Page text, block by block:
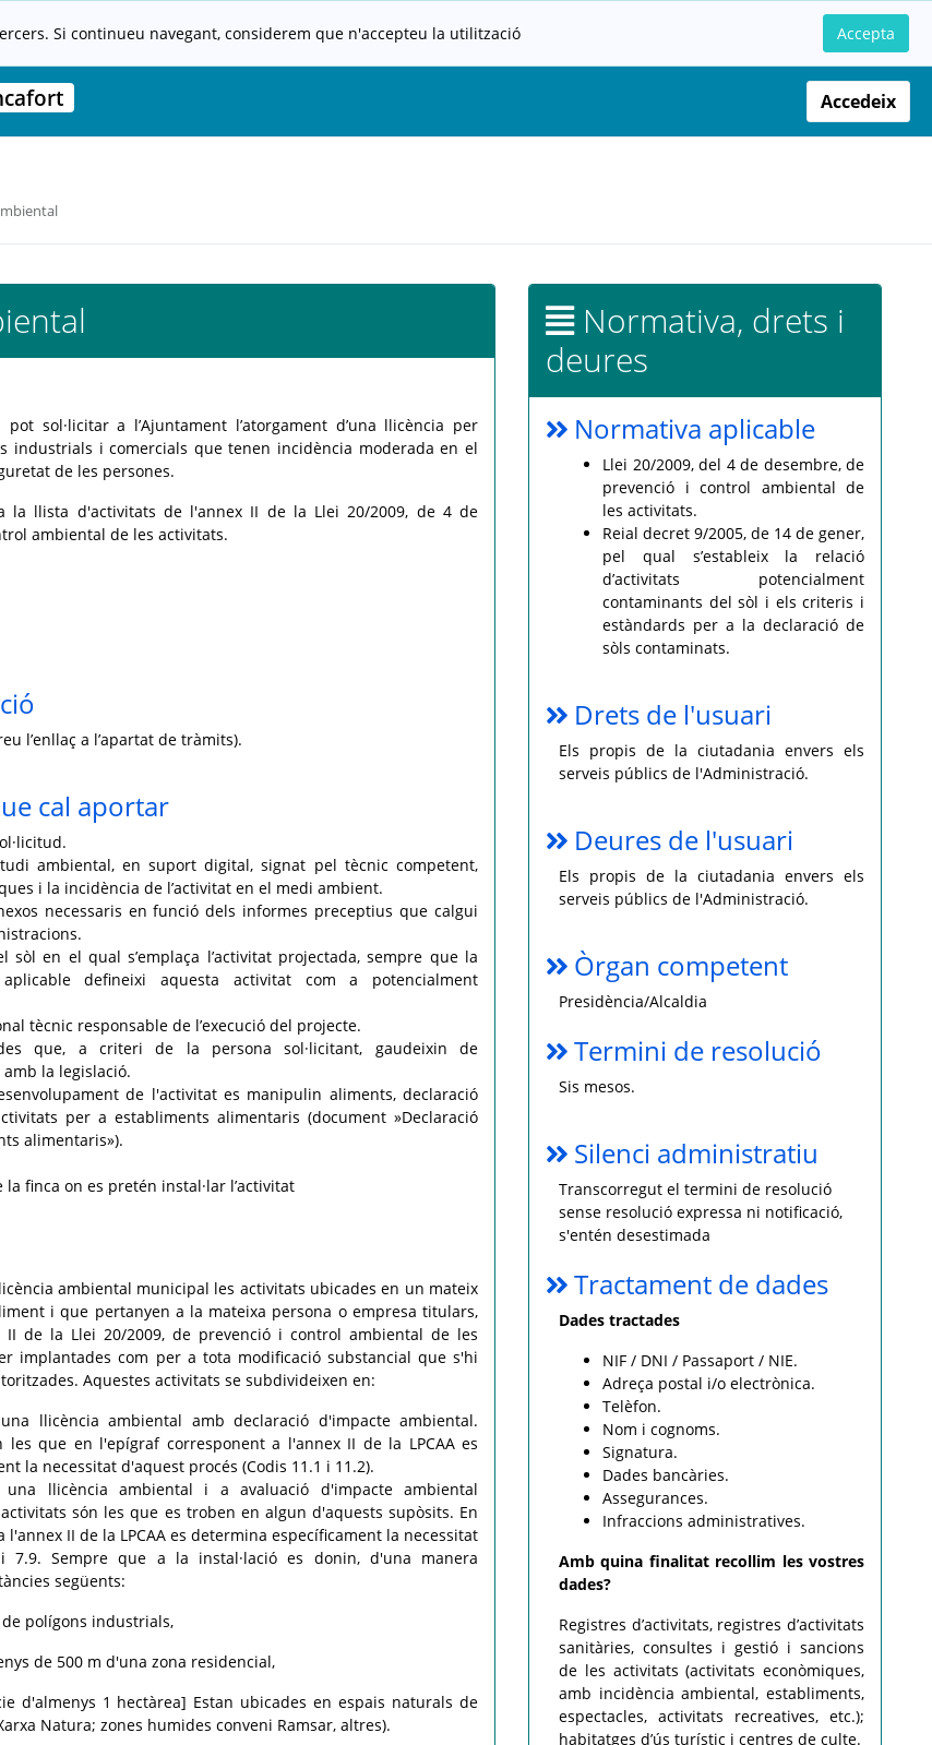
Si continueu navegant, considerem que n'accepteu la utilització Accepta
Accedeix
sol·licitar a l’Ajuntament l’atorgament d’una llicència per
industrials i comercials que tenen incidència moderada en el
de les persones.
la llista d'activitats de l'annex II de la Llei 20/2009, de 4 de
ambiental de les activitats.
l’enllaç a l’apartat de tràmits).
cal aportar
ambiental, en suport digital, signat pel tècnic competent,
i la incidència de l’activitat en el medi ambient.
necessaris en funció dels informes preceptius que calgui
sòl en el qual s’emplaça l’activitat projectada, sempre que la
aplicable defineixi aquesta activitat com a potencialment
tècnic responsable de l’execució del projecte.
que, a criteri de la persona sol·licitant, gaudeixin de
la legislació.
de l'activitat es manipulin aliments, declaració
per a establiments alimentaris (document »Declaració
alimentaris»).
finca on es pretén instal·lar l’activitat
ambiental municipal les activitats ubicades en un mateix
i que pertanyen a la mateixa persona o empresa titulars,
de la Llei 20/2009, de prevenció i control ambiental de les
implantades com per a tota modificació substancial que s'hi
Aquestes activitats se subdivideixen en:
llicència ambiental amb declaració d'impacte ambiental.
les que en l'epígraf corresponent a l'annex II de la LPCAA es
la necessitat d'aquest procés (Codis 11.1 i 11.2).
una llicència ambiental i a avaluació d'impacte ambiental
són les que es troben en algun d'aquests supòsits. En
II de la LPCAA es determina específicament la necessitat
7.9. Sempre que a la instal·lació es donin, d'una manera
següents:
polígons industrials,
de 500 m d'una zona residencial,
d'almenys 1 hectàrea] Estan ubicades en espais naturals de
Natura; zones humides conveni Ramsar, altres).
Normativa, drets i
deures
Normativa aplicable
Llei 20/2009, del 4 de desembre, de
prevenció i control ambiental de
les activitats.
Reial decret 9/2005, de 14 de gener,
pel qual s’estableix la relació
d’activitats potencialment
contaminants del sòl i els criteris i
estàndards per a la declaració de
sòls contaminats.
Drets de l'usuari
Els propis de la ciutadania envers els
serveis públics de l'Administració.
Deures de l'usuari
Els propis de la ciutadania envers els
serveis públics de l'Administració.
Òrgan competent
Presidència/Alcaldia
Termini de resolució
Sis mesos.
Silenci administratiu
Transcorregut el termini de resolució
sense resolució expressa ni notificació,
s'entén desestimada
Tractament de dades
Dades tractades
NIF / DNI / Passaport / NIE.
Adreça postal i/o electrònica.
Telèfon.
Nom i cognoms.
Signatura.
Dades bancàries.
Assegurances.
Infraccions administratives.
Amb quina finalitat recollim les vostres
dades?
Registres d’activitats, registres d’activitats
sanitàries, consultes i gestió i sancions
de les activitats (activitats econòmiques,
amb incidència ambiental, establiments,
espectacles, activitats recreatives, etc.);
habitatges d’ús turístic i centres de culte.